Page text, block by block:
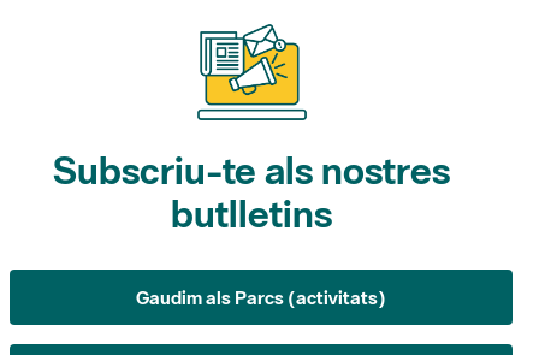
Subscriu-te als nostres
butlletins
Gaudim als Parcs (activitats)